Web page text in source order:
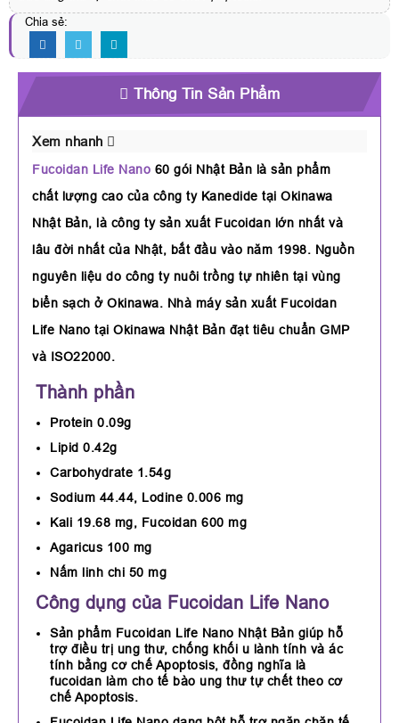
Chia sẻ:
Thông Tin Sản Phẩm
Xem nhanh
Fucoidan Life Nano 60 gói Nhật Bản là sản phẩm
chất lượng cao của công ty Kanedide tại Okinawa
Nhật Bản, là công ty sản xuất Fucoidan lớn nhất và
lâu đời nhất của Nhật, bắt đầu vào năm 1998. Nguồn
nguyên liệu do công ty nuôi trồng tự nhiên tại vùng
biển sạch ở Okinawa. Nhà máy sản xuất Fucoidan
Life Nano tại Okinawa Nhật Bản đạt tiêu chuẩn GMP
và ISO22000.
Thành phần
Protein 0.09g
Lipid 0.42g
Carbohydrate 1.54g
Sodium 44.44, Lodine 0.006 mg
Kali 19.68 mg, Fucoidan 600 mg
Agaricus 100 mg
Nấm linh chi 50 mg
Công dụng của Fucoidan Life Nano
Sản phẩm Fucoidan Life Nano Nhật Bản giúp hỗ
trợ điều trị ung thư, chống khối u lành tính và ác
tính bằng cơ chế Apoptosis, đồng nghĩa là
fucoidan làm cho tế bào ung thư tự chết theo cơ
chế Apoptosis.